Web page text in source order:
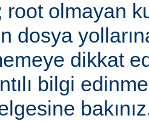
root olmayan
dosya
dikkat
bilgi